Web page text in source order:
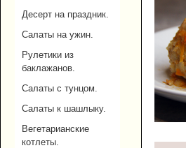
Десерт на праздник.
Салаты на ужин.
Рулетики из
баклажанов.
Салаты с тунцом.
Салаты к шашлыку.
Вегетарианские
котлеты.